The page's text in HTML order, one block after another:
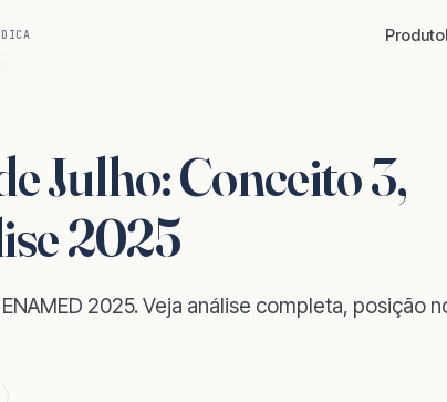
Produto
Julho: Conceito 3,
2025
2025. Veja análise completa, posição